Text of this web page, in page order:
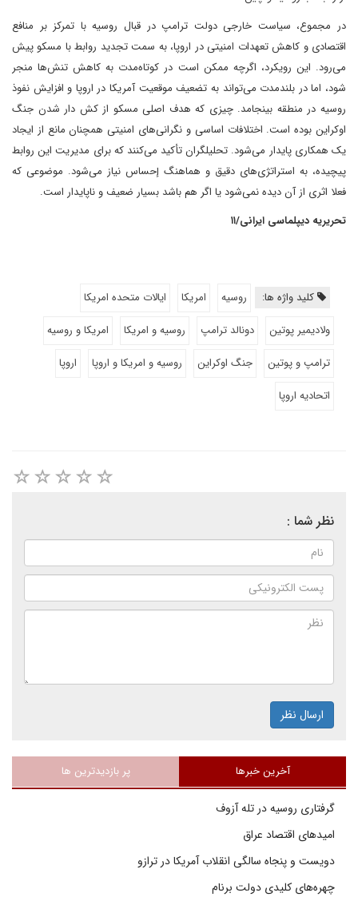
در مجموع، سیاست خارجی دولت ترامپ در قبال روسیه با تمرکز بر منافع
اقتصادی و کاهش تعهدات امنیتی در اروپا، به سمت تجدید روابط با مسکو پیش
می‌رود. این رویکرد، اگرچه ممکن است در کوتاه‌مدت به کاهش تنش‌ها منجر
شود، اما در بلندمدت می‌تواند به تضعیف موقعیت آمریکا در اروپا و افزایش نفوذ
روسیه در منطقه بینجامد. چیزی که هدف اصلی مسکو از کش دار شدن جنگ
اوکراین بوده است. اختلافات اساسی و نگرانی‌های امنیتی همچنان مانع از ایجاد
یک همکاری پایدار می‌شود. تحلیلگران تأکید می‌کنند که برای مدیریت این روابط
پیچیده، به استراتژی‌های دقیق و هماهنگ إحساس نیاز می‌شود. موضوعی که
فعلا اثری از آن دیده نمی‌شود یا اگر هم باشد بسیار ضعیف و ناپایدار است.
تحریریه دیپلماسی ایرانی/۱۱
کلید واژه ها: روسیه امریکا
ایالات متحده امریکا
ولادیمیر پوتین
دونالد ترامپ روسیه و امریکا
امریکا و روسیه
ترامپ و پوتین
جنگ اوکراین روسیه و امریکا و اروپا
اروپا
اتحادیه اروپا
نظر شما :
ارسال نظر
آخرین خبرها پر بازدیدترین ها
گرفتاری روسیه در تله آزوف
امیدهای اقتصاد عراق
دویست و پنجاه سالگی انقلاب آمریکا در ترازو
چهره‌های کلیدی دولت برنام